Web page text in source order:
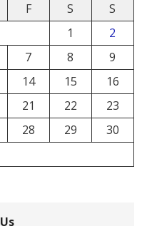
F S
S
1
2
7 8
9
14 15
16
21 22
23
28 29
30